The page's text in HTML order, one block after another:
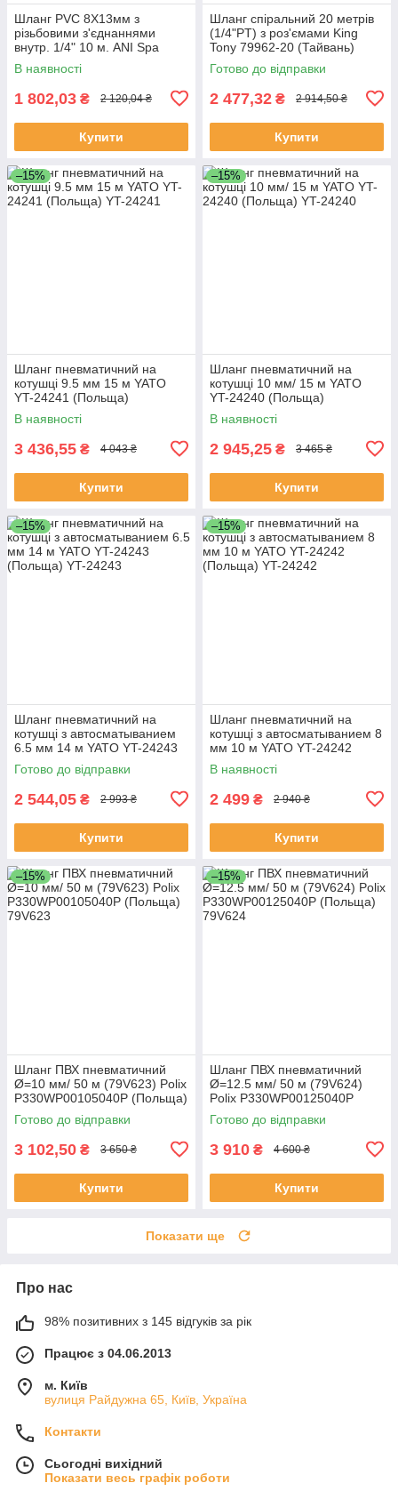
Шланг PVC 8Х13мм з
різьбовими з'єднаннями
внутр. 1/4" 10 м. ANI Spa
AH0379104 (Італія)
В наявності
1 802,03 ₴ 2 120,04 ₴
Купити
Шланг спіральний 20 метрів
(1/4"PT) з роз'ємами King
Tony 79962-20 (Тайвань)
Готово до відправки
2 477,32 ₴ 2 914,50 ₴
Купити
–15%
Шланг пневматичний на
котушці 9.5 мм 15 м YATO
YT-24241 (Польща)
В наявності
3 436,55 ₴ 4 043 ₴
Купити
–15%
Шланг пневматичний на
котушці 10 мм/ 15 м YATO
YT-24240 (Польща)
В наявності
2 945,25 ₴ 3 465 ₴
Купити
–15%
Шланг пневматичний на
котушці з автосматыванием
6.5 мм 14 м YATO YT-24243
(Польща)
Готово до відправки
2 544,05 ₴ 2 993 ₴
Купити
–15%
Шланг пневматичний на
котушці з автосматыванием 8
мм 10 м YATO YT-24242
(Польща)
В наявності
2 499 ₴ 2 940 ₴
Купити
–15%
Шланг ПВХ пневматичний
Ø=10 мм/ 50 м (79V623) Polix
P330WP00105040P (Польща)
Готово до відправки
3 102,50 ₴ 3 650 ₴
Купити
–15%
Шланг ПВХ пневматичний
Ø=12.5 мм/ 50 м (79V624)
Polix P330WP00125040P
(Польща)
Готово до відправки
3 910 ₴ 4 600 ₴
Купити
Показати ще
Про нас
98% позитивних з 145 відгуків за рік
Працює з 04.06.2013
м. Київ
вулиця Райдужна 65, Київ, Україна
Контакти
Сьогодні вихідний
Показати весь графік роботи